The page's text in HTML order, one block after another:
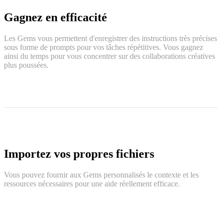
Gagnez en efficacité
Les Gems vous permettent d'enregistrer des instructions très précises
sous forme de prompts pour vos tâches répétitives. Vous gagnez
ainsi du temps pour vous concentrer sur des collaborations créatives
plus poussées.
Importez vos propres fichiers
Vous pouvez fournir aux Gems personnalisés le contexte et les
ressources nécessaires pour une aide réellement efficace.